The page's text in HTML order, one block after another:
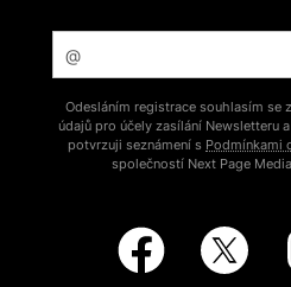
Odesláním registrace souhlasím se
údajů pro účely zasílání Newsletteru
potvrzuji seznámení s Podmínkami
společností Next Page